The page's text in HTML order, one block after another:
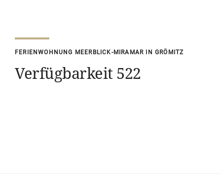
FERIENWOHNUNG MEERBLICK-MIRAMAR IN GRÖMITZ
Verfügbarkeit 522